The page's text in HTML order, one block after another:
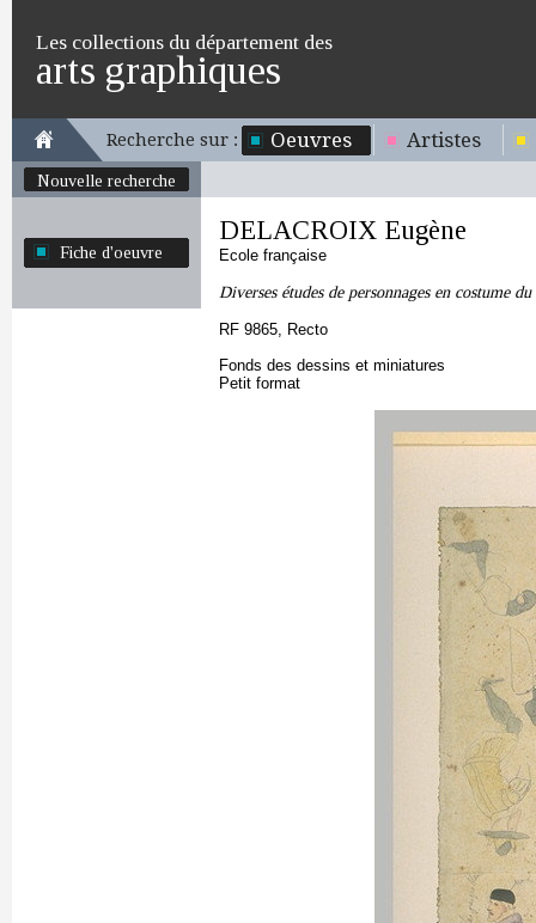
Les collections du département des
arts graphiques
Recherche sur : Oeuvres Artistes
Nouvelle recherche
Fiche d'oeuvre
DELACROIX Eugène
Ecole française
Diverses études de personnages en costume
RF 9865, Recto
Fonds des dessins et miniatures
Petit format